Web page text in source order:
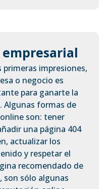
primeras impresiones,
o negocio es
para ganarte la
Algunas formas de
son: tener
una página 404
actualizar los
y respetar el
recomendado de
son sólo algunas